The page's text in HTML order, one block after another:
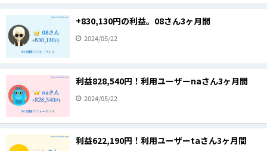
+830,130円の利益。08さん3ヶ月間
2024/05/22
利益828,540円！利用ユーザーnaさん3ヶ月間
2024/05/22
利益622,190円！利用ユーザーtaさん3ヶ月間